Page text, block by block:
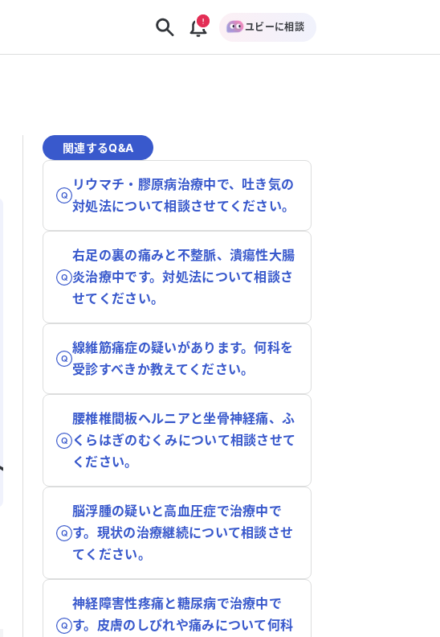
ユビーに相談
関連するQ&A
リウマチ・膠原病治療中で、吐き気の
対処法について相談させてください。
右足の裏の痛みと不整脈、潰瘍性大腸
炎治療中です。対処法について相談さ
せてください。
線維筋痛症の疑いがあります。何科を
受診すべきか教えてください。
腰椎椎間板ヘルニアと坐骨神経痛、ふ
くらはぎのむくみについて相談させて
ください。
脳浮腫の疑いと高血圧症で治療中で
す。現状の治療継続について相談させ
てください。
神経障害性疼痛と糖尿病で治療中で
す。皮膚のしびれや痛みについて何科